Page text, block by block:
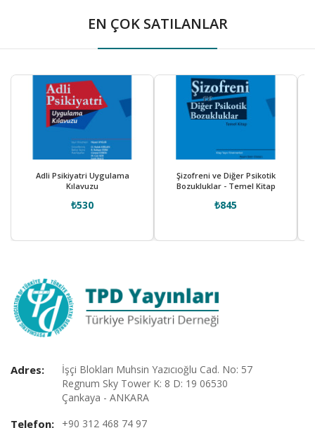
EN ÇOK SATILANLAR
Adli Psikiyatri Uygulama
Kılavuzu
₺530
Şizofreni ve Diğer Psikotik
Bozukluklar - Temel Kitap
₺845
Adres:
İşçi Blokları Muhsin Yazıcıoğlu Cad. No: 57
Regnum Sky Tower K: 8 D: 19 06530
Çankaya - ANKARA
Telefon: +90 312 468 74 97